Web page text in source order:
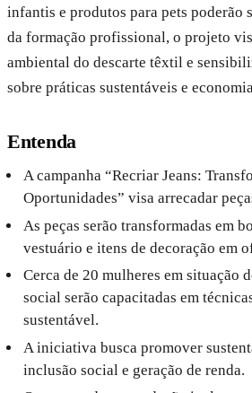
infantis e produtos para pets poderão
da formação profissional, o projeto
ambiental do descarte têxtil e
sobre práticas sustentáveis e
Entenda
A campanha “Recriar Jeans:
Oportunidades” visa arrecadar
As peças serão transformadas em
vestuário e itens de decoração em
Cerca de 20 mulheres em situação
social serão capacitadas em
sustentável.
A iniciativa busca promover
inclusão social e geração de renda.